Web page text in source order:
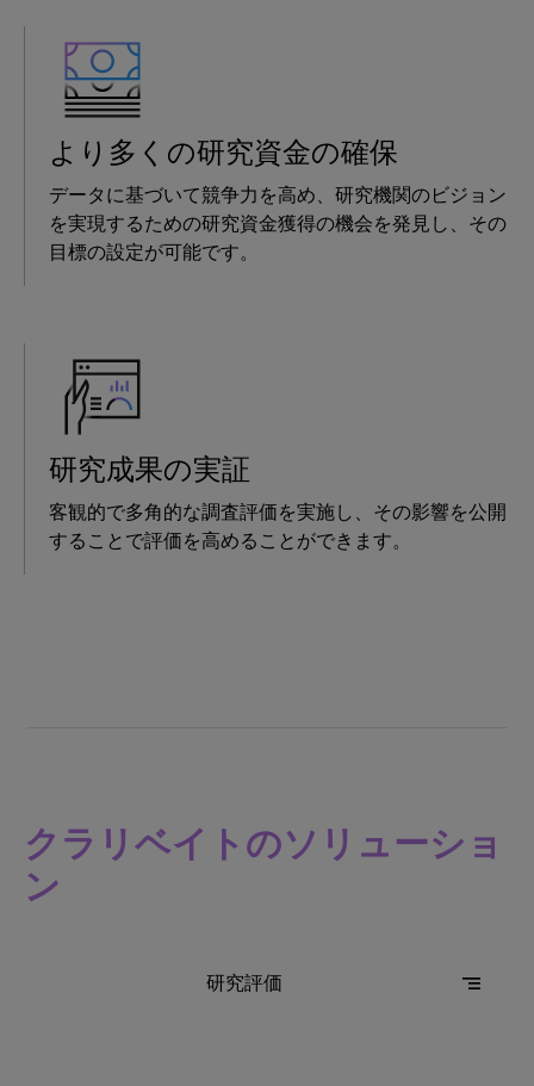
より多くの研究資金の確保
データに基づいて競争力を高め、研究機関のビジョン
を実現するための研究資金獲得の機会を発見し、その
目標の設定が可能です。
研究成果の実証
客観的で多角的な調査評価を実施し、その影響を公開
することで評価を高めることができます。
クラリベイトのソリューショ
ン
研究評価 segment